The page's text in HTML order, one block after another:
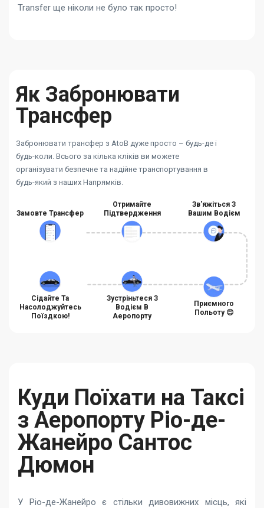
Transfer ще ніколи не було так просто!
Як Забронювати
Трансфер
Забронювати трансфер з AtoB дуже просто – будь-де і
будь-коли. Всього за кілька кліків ви можете
організувати безпечне та надійне транспортування в
будь-який з наших Напрямків.
Замовте Трансфер
Отримайте
Підтвердження
Зв'яжіться З
Вашим Водієм
Сідайте Та
Насолоджуйтесь
Поїздкою!
Зустріньтеся З
Водієм В
Аеропорту
Приємного
Польоту 😊
Куди Поїхати на Таксі
з Аеропорту Ріо-де-
Жанейро Сантос
Дюмон
У Ріо-де-Жанейро є стільки дивовижних місць, які